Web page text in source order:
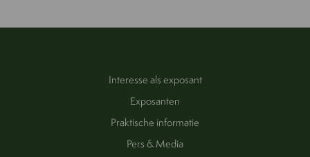
Interesse als exposant
Exposanten
Praktische informatie
Pers & Media